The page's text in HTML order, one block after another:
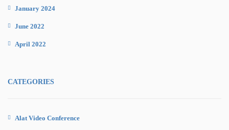
January 2024
June 2022
April 2022
CATEGORIES
Alat Video Conference